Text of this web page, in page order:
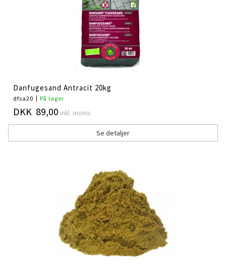
Danfugesand Antracit 20kg
dfsa20 På lager
DKK 89,00 inkl. moms
Se detaljer